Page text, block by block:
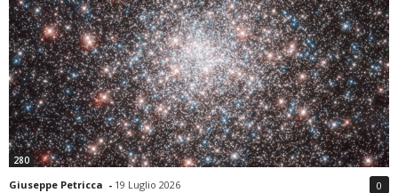
280
Giuseppe Petricca - 19 Luglio 2026 0